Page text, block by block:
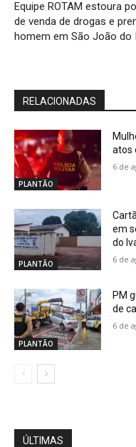
Equipe ROTAM estoura
de venda de drogas e
homem em São João do
RELACIONADAS
PLANTÃO
atos
6 de
PLANTÃO
em
do
6 de
PLANTÃO
PM
de
6 de
ÚLTIMAS